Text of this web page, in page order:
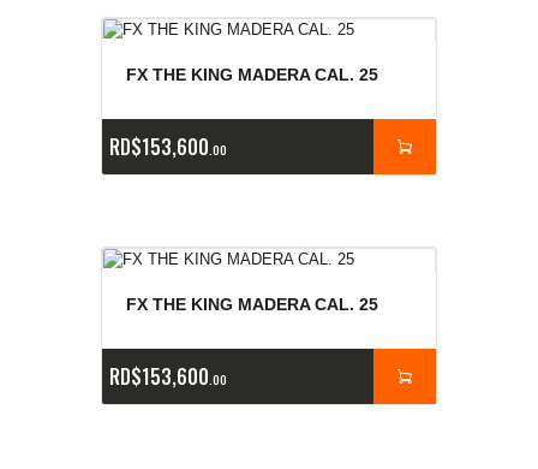
FX THE KING MADERA CAL. 25
RD$153,600 00
FX THE KING MADERA CAL. 25
RD$153,600 00